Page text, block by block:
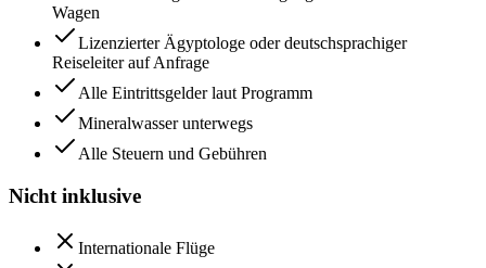
Wagen
Lizenzierter Ägyptologe oder deutschsprachiger
Reiseleiter auf Anfrage
Alle Eintrittsgelder laut Programm
Mineralwasser unterwegs
Alle Steuern und Gebühren
Nicht inklusive
Internationale Flüge